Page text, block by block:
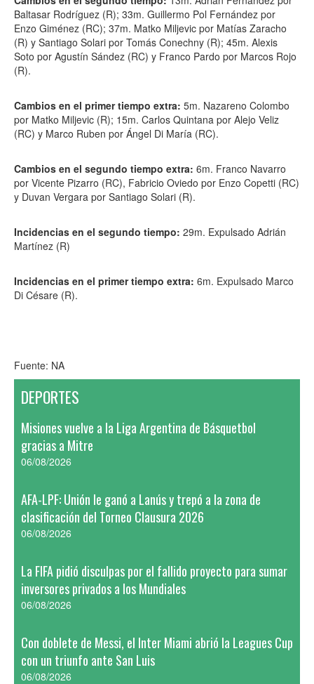
Baltasar Rodríguez (R); 33m. Guillermo Pol Fernández por
Enzo Giménez (RC); 37m. Matko Miljevic por Matías Zaracho
(R) y Santiago Solari por Tomás Conechny (R); 45m. Alexis
Soto por Agustín Sández (RC) y Franco Pardo por Marcos Rojo
(R).
Cambios en el primer tiempo extra: 5m. Nazareno Colombo
por Matko Miljevic (R); 15m. Carlos Quintana por Alejo Veliz
(RC) y Marco Ruben por Ángel Di María (RC).
Cambios en el segundo tiempo extra: 6m. Franco Navarro
por Vicente Pizarro (RC), Fabricio Oviedo por Enzo Copetti (RC)
y Duvan Vergara por Santiago Solari (R).
Incidencias en el segundo tiempo: 29m. Expulsado Adrián
Martínez (R)
Incidencias en el primer tiempo extra: 6m. Expulsado Marco
Di Césare (R).
Fuente: NA
DEPORTES
Misiones vuelve a la Liga Argentina de Básquetbol
gracias a Mitre
06/08/2026
AFA-LPF: Unión le ganó a Lanús y trepó a la zona de
clasificación del Torneo Clausura 2026
06/08/2026
La FIFA pidió disculpas por el fallido proyecto para sumar
inversores privados a los Mundiales
06/08/2026
Con doblete de Messi, el Inter Miami abrió la Leagues Cup
con un triunfo ante San Luis
06/08/2026